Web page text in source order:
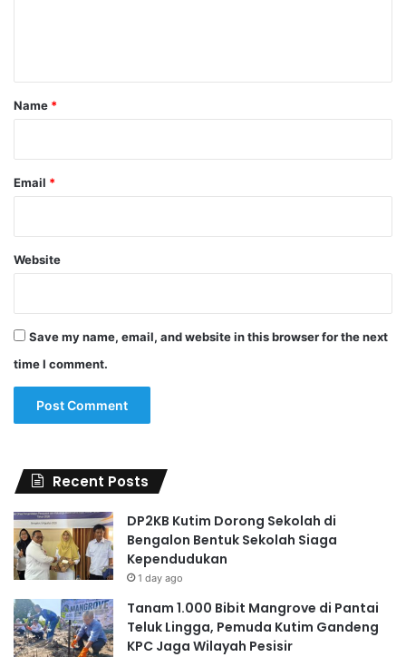
*
Name *
Email *
Website
Save my name, email, and website in this browser for the next
time I comment.
Recent Posts
DP2KB Kutim Dorong Sekolah di
Bengalon Bentuk Sekolah Siaga
Kependudukan
1 day ago
Tanam 1.000 Bibit Mangrove di Pantai
Teluk Lingga, Pemuda Kutim Gandeng
KPC Jaga Wilayah Pesisir